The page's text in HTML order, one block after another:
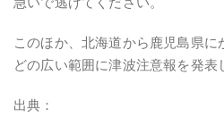
このほか、北海道から鹿児島県
どの広い範囲に津波注意報を発表
出典：